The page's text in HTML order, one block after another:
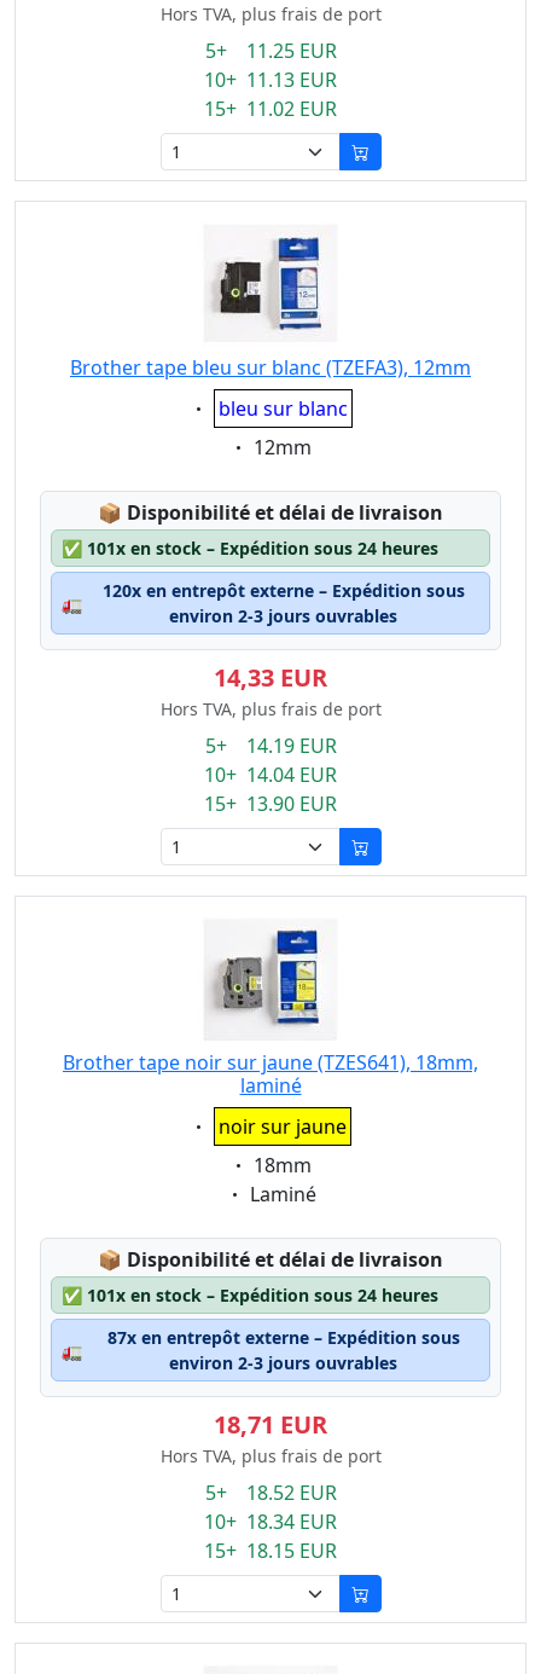
Hors TVA, plus frais de port
5+ 11.25 EUR
10+ 11.13 EUR
15+ 11.02 EUR
Brother tape bleu sur blanc (TZEFA3), 12mm
Eigenschaft:
bleu sur blanc
Eigenschaft:
12mm
📦 Lagerstatus:
Disponibilité et délai de livraison
✅ 101x en stock – Expédition sous 24 heures
🚛
120x en entrepôt externe – Expédition sous
environ 2-3 jours ouvrables
14,33 EUR
Hors TVA, plus frais de port
5+ 14.19 EUR
10+ 14.04 EUR
15+ 13.90 EUR
Brother tape noir sur jaune (TZES641), 18mm,
laminé
Eigenschaft:
noir sur jaune
Eigenschaft:
18mm
Eigenschaft:
Laminé
📦 Lagerstatus:
Disponibilité et délai de livraison
✅ 101x en stock – Expédition sous 24 heures
🚛
87x en entrepôt externe – Expédition sous
environ 2-3 jours ouvrables
18,71 EUR
Hors TVA, plus frais de port
5+ 18.52 EUR
10+ 18.34 EUR
15+ 18.15 EUR